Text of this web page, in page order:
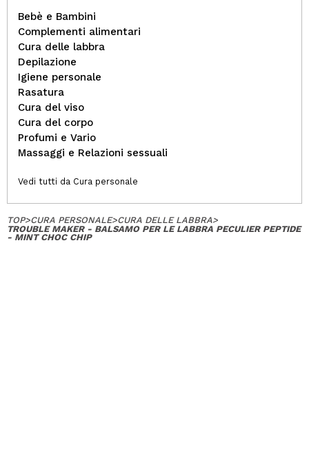
Bebè e Bambini
Complementi alimentari
Cura delle labbra
Depilazione
Igiene personale
Rasatura
Cura del viso
Cura del corpo
Profumi e Vario
Massaggi e Relazioni sessuali
Vedi tutti da Cura personale
TOP>CURA PERSONALE>CURA DELLE LABBRA>
TROUBLE MAKER - BALSAMO PER LE LABBRA PECULIER PEPTIDE
- MINT CHOC CHIP